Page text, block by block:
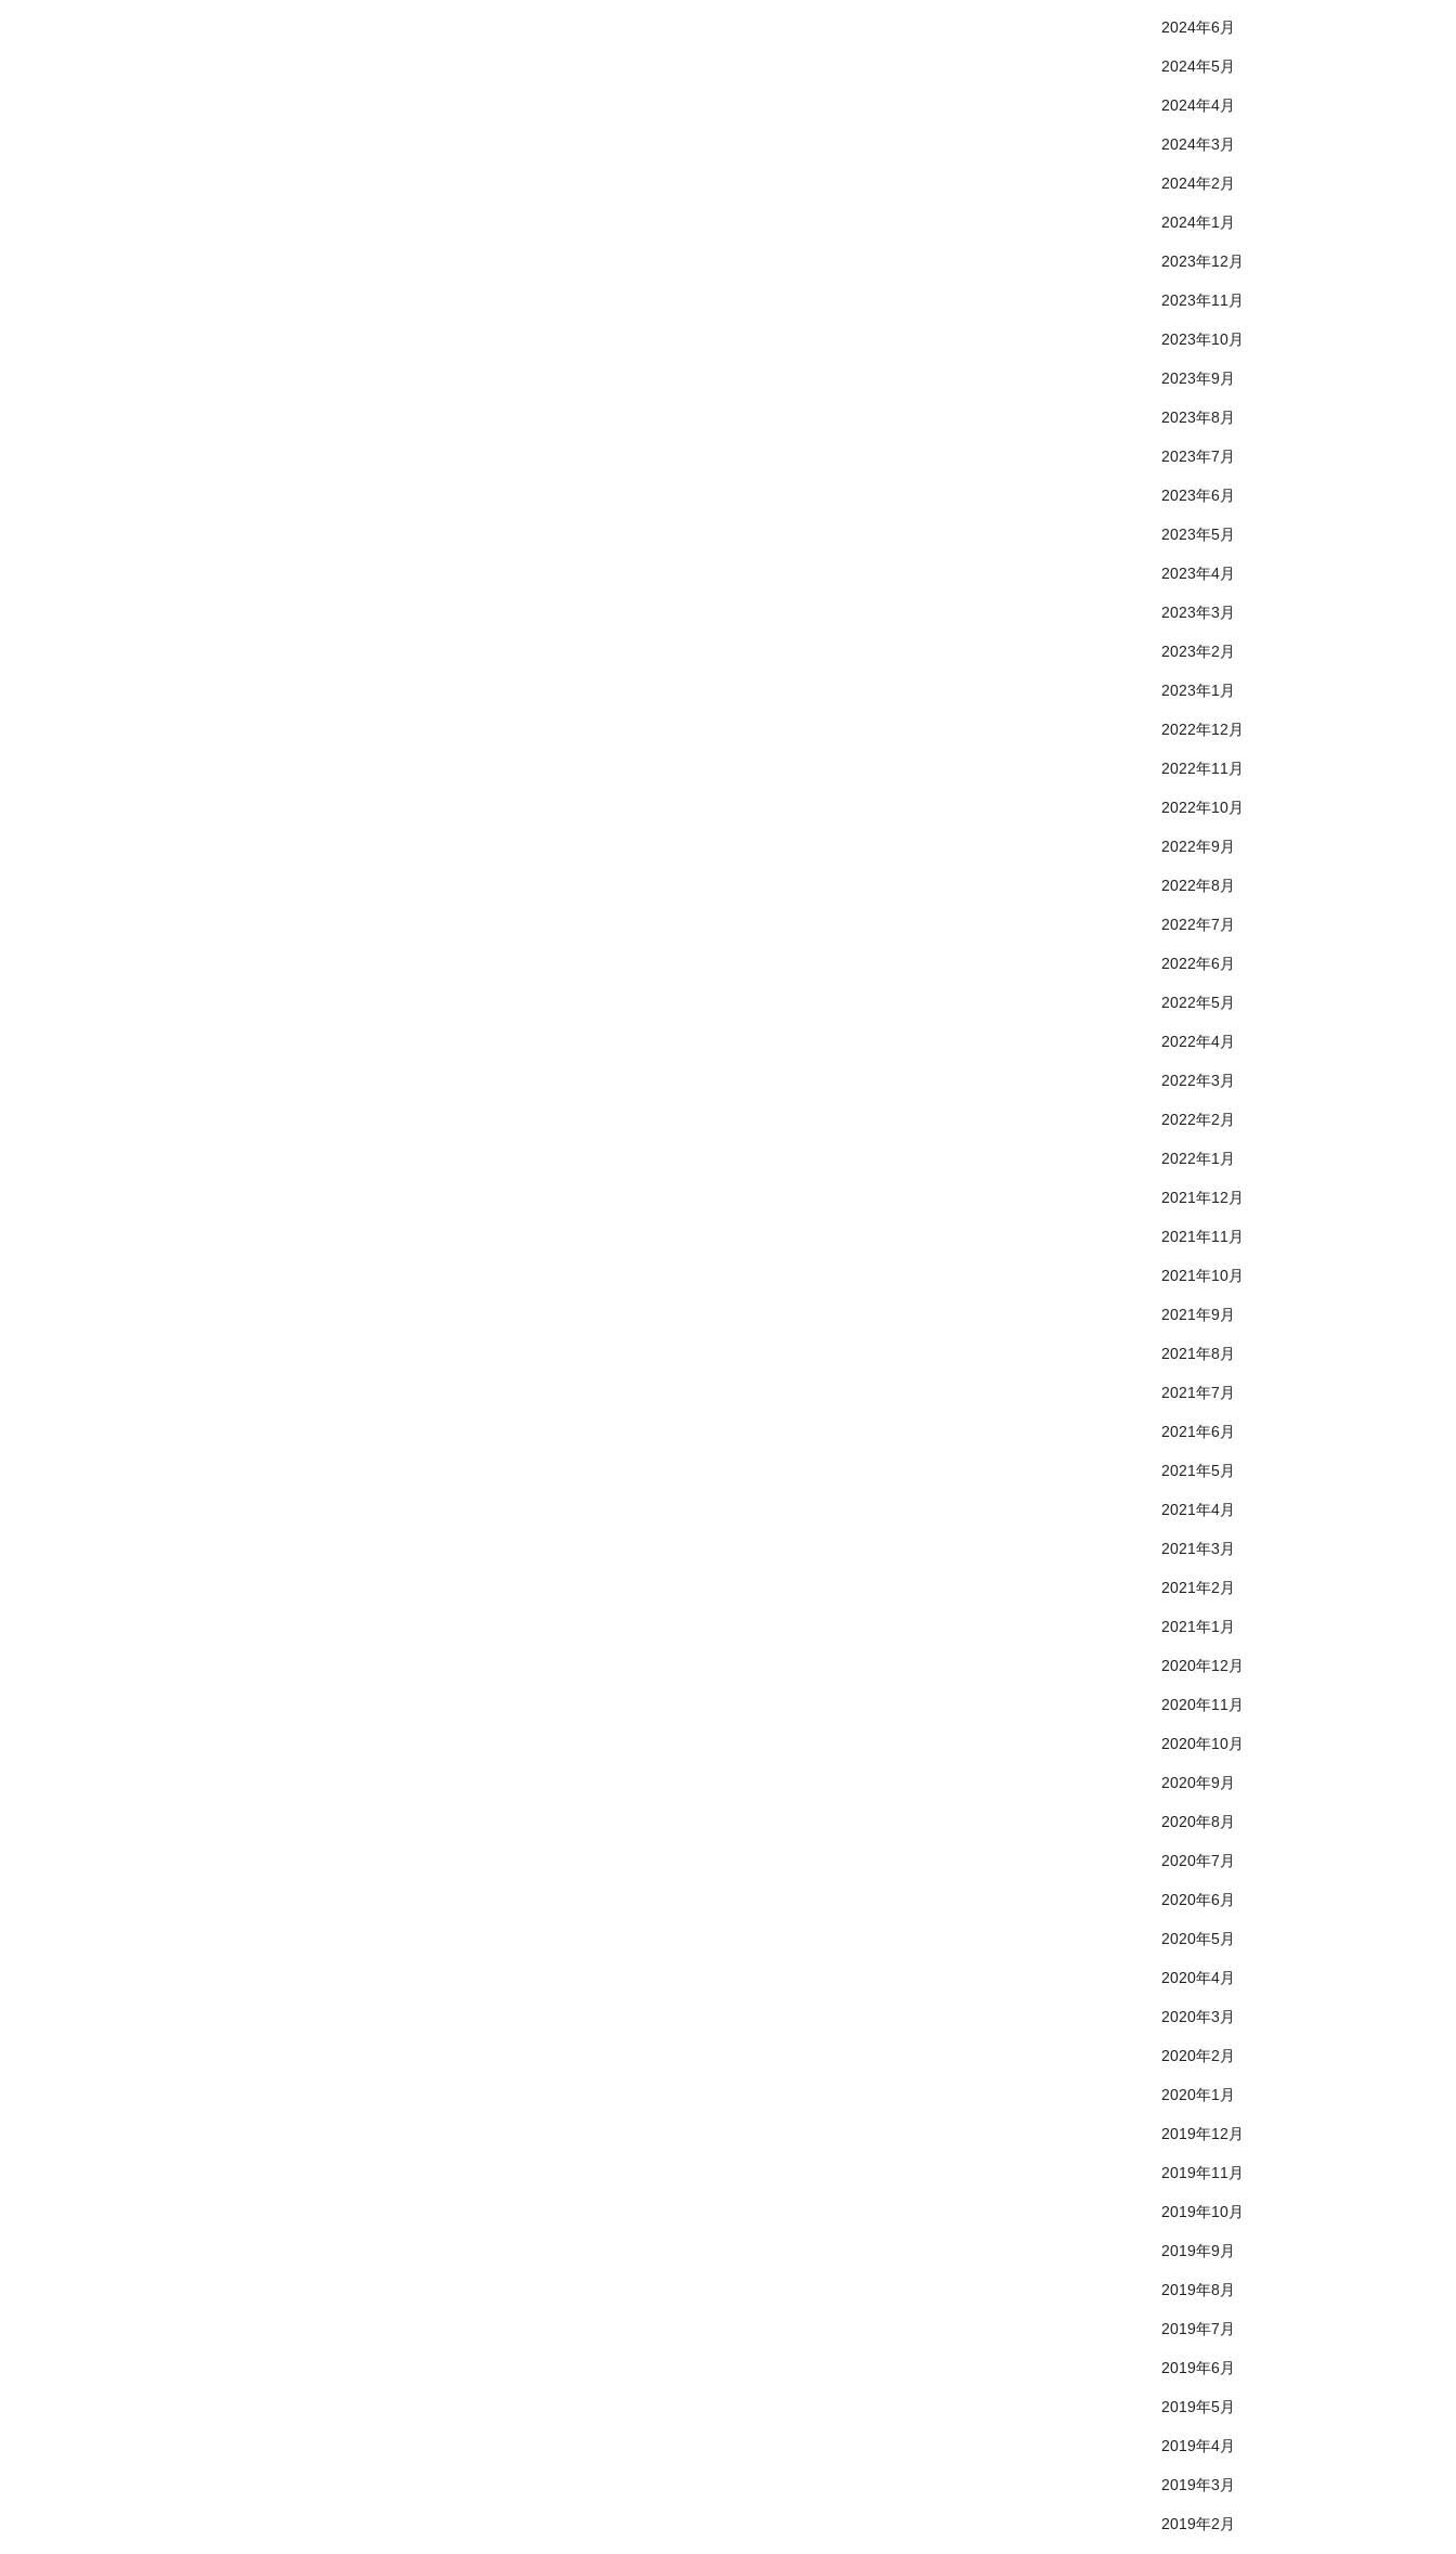
2024年6月
2024年5月
2024年4月
2024年3月
2024年2月
2024年1月
2023年12月
2023年11月
2023年10月
2023年9月
2023年8月
2023年7月
2023年6月
2023年5月
2023年4月
2023年3月
2023年2月
2023年1月
2022年12月
2022年11月
2022年10月
2022年9月
2022年8月
2022年7月
2022年6月
2022年5月
2022年4月
2022年3月
2022年2月
2022年1月
2021年12月
2021年11月
2021年10月
2021年9月
2021年8月
2021年7月
2021年6月
2021年5月
2021年4月
2021年3月
2021年2月
2021年1月
2020年12月
2020年11月
2020年10月
2020年9月
2020年8月
2020年7月
2020年6月
2020年5月
2020年4月
2020年3月
2020年2月
2020年1月
2019年12月
2019年11月
2019年10月
2019年9月
2019年8月
2019年7月
2019年6月
2019年5月
2019年4月
2019年3月
2019年2月